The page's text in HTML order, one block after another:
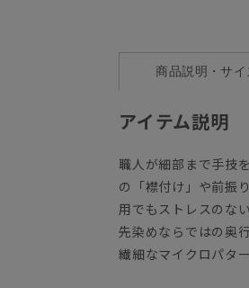
商品説明・サイ
アイテム説明
職人が細部まで手技
の「襟付け」や前振
用でもストレスのな
先染めならではの奥
繊細なマイクロパタ